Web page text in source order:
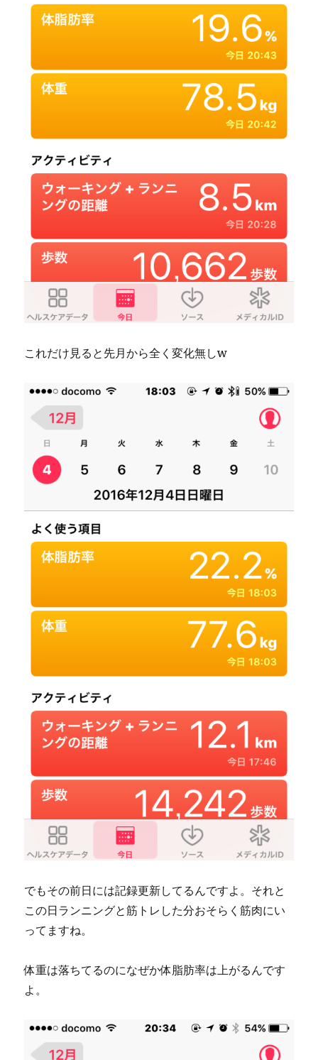
これだけ見ると先月から全く変化無しw
でもその前日には記録更新してるんですよ。それと
この日ランニングと筋トレした分おそらく筋肉にい
ってますね。
体重は落ちてるのになぜか体脂肪率は上がるんです
よ。